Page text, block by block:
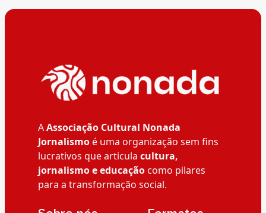
AAssociação Cultural Nonada
Jornalismoé uma organização sem fins
lucrativos que articula cultura,
jornalismo e educaçãocomo pilares
para a transformação social.